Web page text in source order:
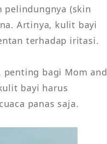
pelindungnya (skin
Artinya, kulit bayi
terhadap iritasi.
penting bagi Mom and
bayi harus
panas saja.